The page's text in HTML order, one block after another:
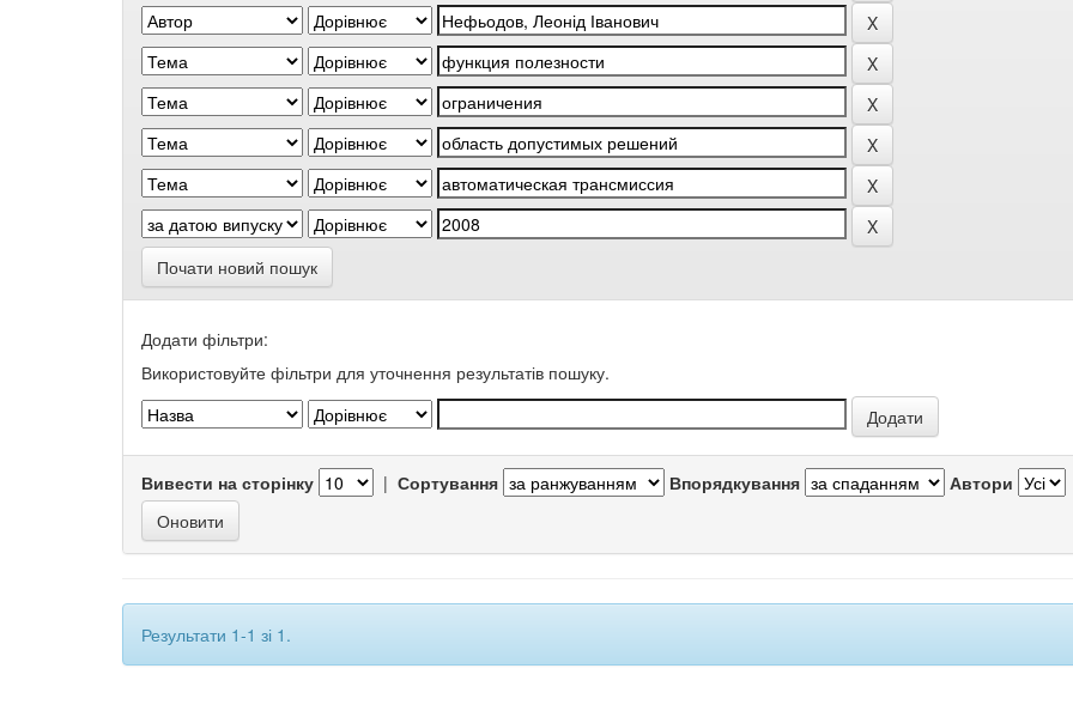
Почати новий пошук
Додати фільтри:
Використовуйте фільтри для уточнення результатів пошуку.
Вивести на сторінку | Сортування Впорядкування Автори
Результати 1-1 зі 1.